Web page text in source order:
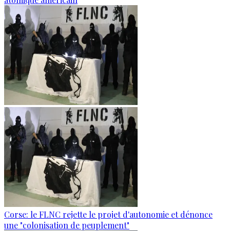
Corse: le FLNC rejette le projet d'autonomie et dénonce
une "colonisation de peuplement"